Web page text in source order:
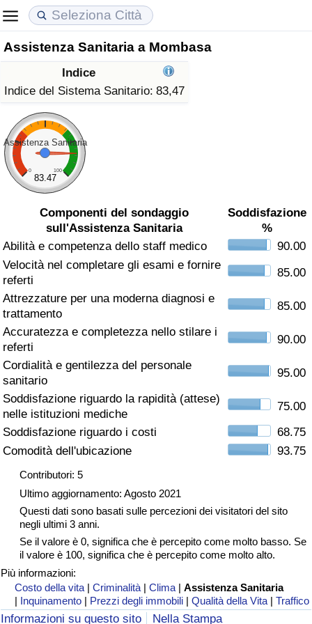
Assistenza Sanitaria a Mombasa
Indice
Indice del Sistema Sanitario: 83,47
Assistenza Sanitaria
0 100
83.47
Componenti del sondaggio
sull'Assistenza Sanitaria
Soddisfazione
%
Abilità e competenza dello staff medico
90.00
Velocità nel completare gli esami e fornire
referti
85.00
Attrezzature per una moderna diagnosi e
trattamento
85.00
Accuratezza e completezza nello stilare i
referti
90.00
Cordialità e gentilezza del personale
sanitario
95.00
Soddisfazione riguardo la rapidità (attese)
nelle istituzioni mediche
75.00
Soddisfazione riguardo i costi
68.75
Comodità dell'ubicazione
93.75
Contributori: 5
Ultimo aggiornamento: Agosto 2021
Questi dati sono basati sulle percezioni dei visitatori del sito
negli ultimi 3 anni.
Se il valore è 0, significa che è percepito come molto basso. Se
il valore è 100, significa che è percepito come molto alto.
Più informazioni:
Costo della vita |Criminalità |Clima |Assistenza Sanitaria
| Inquinamento | Prezzi degli immobili |Qualità della Vita |Traffico
Informazioni su questo sito Nella Stampa
Costo della vita
Indice Del Costo Della Vita (corrente)
Indice Del Costo Della Vita
Indice del Costo della Vita per Nazione
ad Aqaba
Prezzi degli immobili
Indice del Prezzo delle Case (Corrente)
Indice del Prezzo delle Case
Indice del Prezzo delle Case per Nazione
Qualità della Vita
Indice della Qualità della Vita
Indice della Qualità della Vita (Corrente)
Indice della qualità della vita per Paese
Criminalità
Indice del Tasso di Criminalità (Corrente)
Indice della Criminalità
Indice di criminalità per paese
Assistenza Sanitaria
Indice dell’Assistenza Sanitaria (Corrente)
Indice dell’Assistenza Sanitaria
Indice dell’Assistenza Sanitaria per
Inquinamento
Indice dell’Inquinamento (Corrente)
Indice di inquinamento
Indice dell’Inquinamento per Nazione